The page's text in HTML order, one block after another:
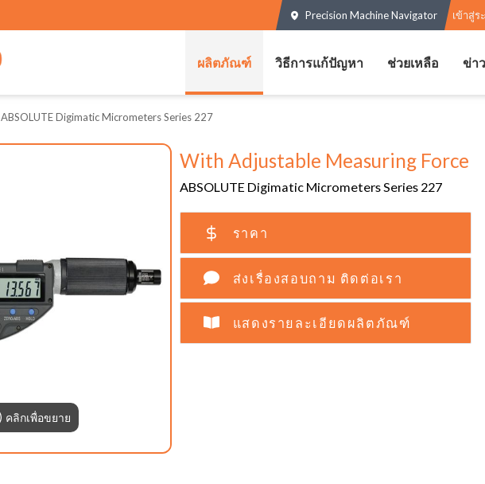
Precision Machine Navigator เข้าสู่ร
ผลิตภัณฑ์ วิธีการแก้ปัญหา ช่วยเหลือ ข่า
ABSOLUTE Digimatic Micrometers Series 227
คลิกเพื่อขยาย
With Adjustable Measuring Force
ABSOLUTE Digimatic Micrometers Series 227
ราคา
ส่งเรื่องสอบถาม ติดต่อเรา
แสดงรายละเอียดผลิตภัณฑ์